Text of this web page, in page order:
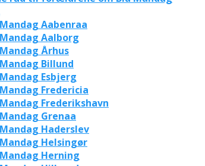
Aabenraa
Aalborg
Århus
Billund
Esbjerg
Fredericia
Frederikshavn
Grenaa
Haderslev
Helsingør
Herning